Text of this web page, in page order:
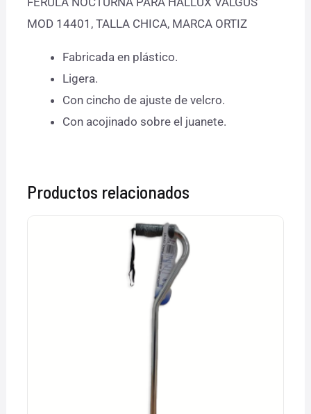
MOD 14401, TALLA CHICA, MARCA ORTIZ
Fabricada en plástico.
Ligera.
Con cincho de ajuste de velcro.
Con acojinado sobre el juanete.
Productos relacionados